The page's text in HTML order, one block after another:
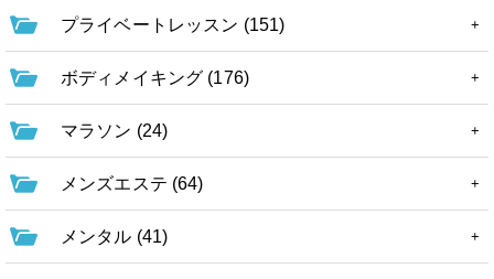
プライベートレッスン (151)
ボディメイキング (176)
マラソン (24)
メンズエステ (64)
メンタル (41)